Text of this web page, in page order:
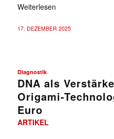
Weiterlesen
17. DEZEMBER 2025
Diagnostik
DNA als
Origami-
Euro
ARTIKEL